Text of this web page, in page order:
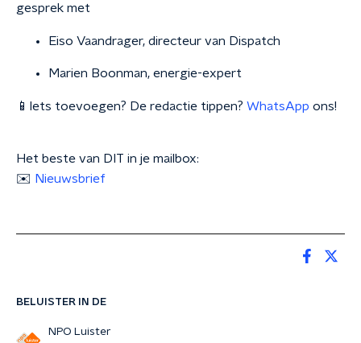
BELUISTER IN DE
NPO Luister
gesprek met
Eiso Vaandrager, directeur van Dispatch
Marien Boonman, energie-expert
📱Iets toevoegen? De redactie tippen? WhatsApp ons!
Het beste van DIT in je mailbox:
✉️ Nieuwsbrief